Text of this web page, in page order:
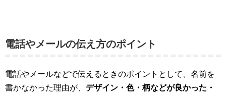
電話やメールの伝え方のポイント
電話やメールなどで伝えるときのポイントとして、名前を
書かなかった理由が、 デザイン・色・柄などが良かった・